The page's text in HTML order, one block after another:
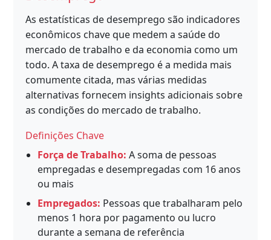
As estatísticas de desemprego são indicadores
econômicos chave que medem a saúde do
mercado de trabalho e da economia como um
todo. A taxa de desemprego é a medida mais
comumente citada, mas várias medidas
alternativas fornecem insights adicionais sobre
as condições do mercado de trabalho.
Definições Chave
Força de Trabalho: A soma de pessoas
empregadas e desempregadas com 16 anos
ou mais
Empregados: Pessoas que trabalharam pelo
menos 1 hora por pagamento ou lucro
durante a semana de referência